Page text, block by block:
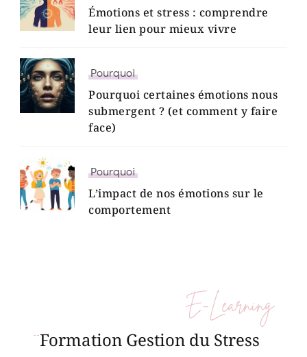
Émotions et stress : comprendre
leur lien pour mieux vivre
Pourquoi
Pourquoi certaines émotions nous
submergent ? (et comment y faire
face)
Pourquoi
L’impact de nos émotions sur le
comportement
E-Learning
Formation Gestion du Stress